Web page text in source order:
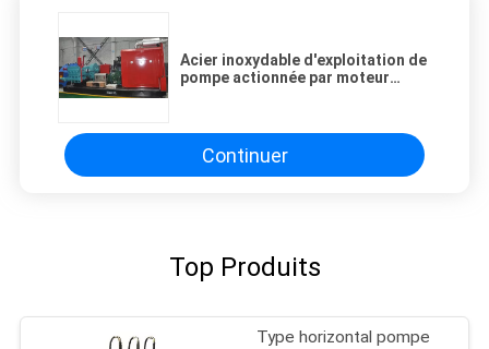
Acier inoxydable d'exploitation de
pompe actionnée par moteur
Continuer
Top Produits
Type horizontal pompe